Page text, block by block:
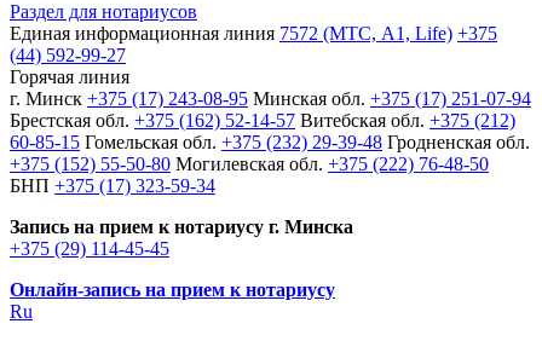
Раздел для нотариусов
Единая информационная линия 7572 (МТС, A1, Life) +375
(44) 592-99-27
Горячая линия
г. Минск +375 (17) 243-08-95 Минская обл. +375 (17) 251-07-94
Брестская обл. +375 (162) 52-14-57 Витебская обл. +375 (212)
60-85-15 Гомельская обл. +375 (232) 29-39-48 Гродненская обл.
+375 (152) 55-50-80 Могилевская обл. +375 (222) 76-48-50
БНП +375 (17) 323-59-34
Запись на прием к нотариусу г. Минска
+375 (29) 114-45-45
Онлайн-запись на прием к нотариусу
Ru